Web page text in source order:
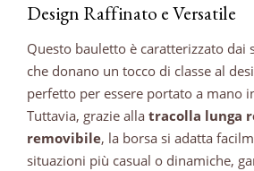
Design Raffinato e Versatile
Questo bauletto è caratterizzato dai
che donano un tocco di classe al
perfetto per essere portato a mano
Tuttavia, grazie alla tracolla lunga
removibile, la borsa si adatta
situazioni più casual o dinamiche,